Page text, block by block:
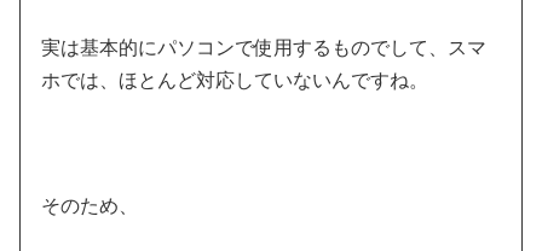
実は基本的にパソコンで使用するものでして、スマ
ホでは、ほとんど対応していないんですね。
そのため、